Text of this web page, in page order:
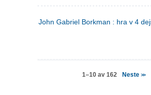
John Gabriel Borkman : hra v 4
1–10 av 162 Neste >>